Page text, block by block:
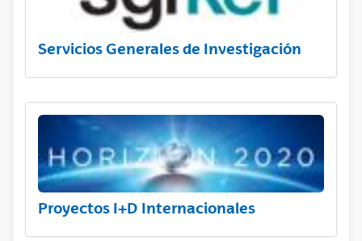
Servicios Generales de Investigación
Proyectos I+D Internacionales